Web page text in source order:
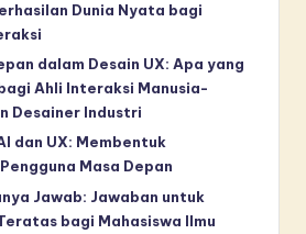
Dunia Nyata bagi
dalam Desain UX: Apa yang
Ahli Interaksi Manusia-
Desainer Industri
dan UX: Membentuk
Masa Depan
Jawab: Jawaban untuk
bagi Mahasiswa Ilmu